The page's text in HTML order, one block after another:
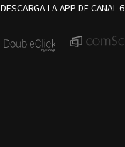
DESCARGA LA APP DE CANAL 6